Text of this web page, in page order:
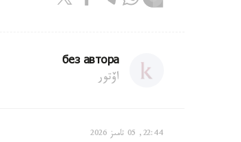
без автора
اۆتور
22:44, 05 تامىز 2026